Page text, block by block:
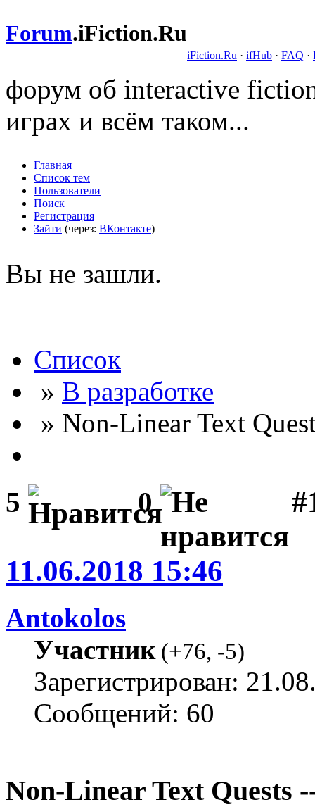
Forum.iFiction.Ru
iFiction.Ru · ifHub · FAQ ·
форум об interactive
играх и всём таком...
Главная
Список тем
Пользователи
Поиск
Регистрация
Зайти (через: ВКонтакте)
Вы не зашли.
Список
» В разработке
» Non-Linear Text
5 0
11.06.2018 15:46
Antokolos
Участник(+76, -5)
Зарегистрирован:
Сообщений: 60
Non-Linear Text Quests